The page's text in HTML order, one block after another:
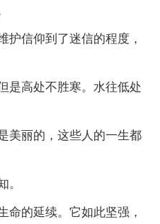
护信仰到了迷信的程度，
是高处不胜寒。水往低处
美丽的，这些人的一生都
。
命的延续。它如此坚强，